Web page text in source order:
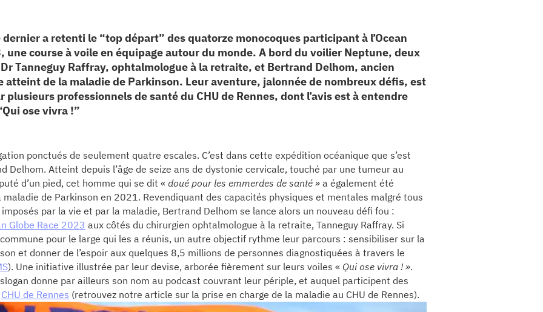
a retenti le “top départ” des quatorze monocoques participant à l’Ocean
une course à voile en équipage autour du monde. A bord du voilier Neptune, deux
Tanneguy Raffray, ophtalmologue à la retraite, et Bertrand Delhom, ancien
atteint de la maladie de Parkinson. Leur aventure, jalonnée de nombreux défis, est
plusieurs professionnels de santé du CHU de Rennes, dont l’avis est à entendre
ose vivra !”
ponctués de seulement quatre escales. C’est dans cette expédition océanique que s’est
Delhom. Atteint depuis l’âge de seize ans de dystonie cervicale, touché par une tumeur au
d’un pied, cet homme qui se dit « doué pour les emmerdes de santé » a également été
maladie de Parkinson en 2021. Revendiquant des capacités physiques et mentales malgré tous
par la vie et par la maladie, Bertrand Delhom se lance alors un nouveau défi fou :
Globe Race 2023 aux côtés du chirurgien ophtalmologue à la retraite, Tanneguy Raffray. Si
pour le large qui les a réunis, un autre objectif rythme leur parcours : sensibiliser sur la
et donner de l’espoir aux quelques 8,5 millions de personnes diagnostiquées à travers le
). Une initiative illustrée par leur devise, arborée fièrement sur leurs voiles « Qui ose vivra ! ».
donne par ailleurs son nom au podcast couvrant leur périple, et auquel participent des
CHU de Rennes (retrouvez notre article sur la prise en charge de la maladie au CHU de Rennes).